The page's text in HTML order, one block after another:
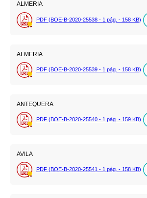
ALMERIA
PDF (BOE-B-2020-25538 - 1 pág. - 158 KB)
ALMERIA
PDF (BOE-B-2020-25539 - 1 pág. - 158 KB)
ANTEQUERA
PDF (BOE-B-2020-25540 - 1 pág. - 159 KB)
AVILA
PDF (BOE-B-2020-25541 - 1 pág. - 158 KB)